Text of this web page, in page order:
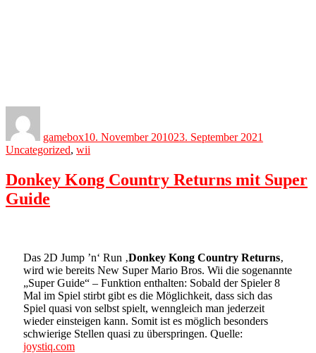
gamebox10. November 201023. September 2021
Uncategorized, wii
Donkey Kong Country Returns mit Super
Guide
Das 2D Jump ’n‘ Run ‚Donkey Kong Country Returns‚
wird wie bereits New Super Mario Bros. Wii die sogenannte
„Super Guide“ – Funktion enthalten: Sobald der Spieler 8
Mal im Spiel stirbt gibt es die Möglichkeit, dass sich das
Spiel quasi von selbst spielt, wenngleich man jederzeit
wieder einsteigen kann. Somit ist es möglich besonders
schwierige Stellen quasi zu überspringen. Quelle:
joystiq.com